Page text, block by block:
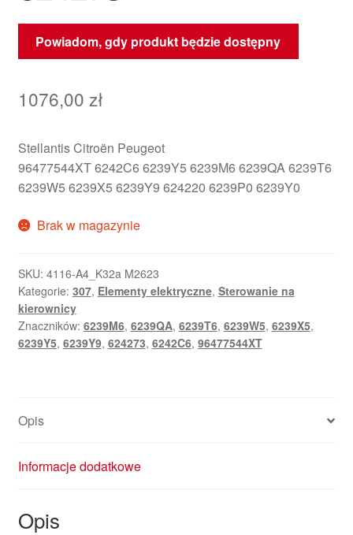
Powiadom, gdy produkt będzie dostępny
1076,00 zł
Stellantis Citroën Peugeot
96477544XT 6242C6 6239Y5 6239M6 6239QA 6239T6
6239W5 6239X5 6239Y9 624220 6239P0 6239Y0
Brak w magazynie
SKU: 4116-A4_K32a M2623
Kategorie: 307, Elementy elektryczne, Sterowanie na
kierownicy
Znaczników: 6239M6, 6239QA, 6239T6, 6239W5, 6239X5,
6239Y5, 6239Y9, 624273, 6242C6, 96477544XT
Opis
Informacje dodatkowe
Opis